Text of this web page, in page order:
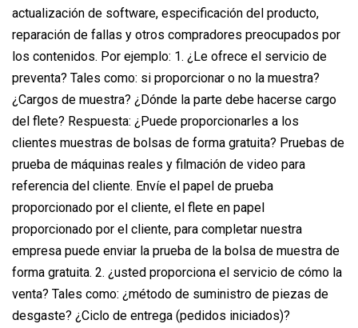
actualización de software, especificación del producto,
reparación de fallas y otros compradores preocupados por
los contenidos. Por ejemplo: 1. ¿Le ofrece el servicio de
preventa? Tales como: si proporcionar o no la muestra?
¿Cargos de muestra? ¿Dónde la parte debe hacerse cargo
del flete? Respuesta: ¿Puede proporcionarles a los
clientes muestras de bolsas de forma gratuita? Pruebas de
prueba de máquinas reales y filmación de video para
referencia del cliente. Envíe el papel de prueba
proporcionado por el cliente, el flete en papel
proporcionado por el cliente, para completar nuestra
empresa puede enviar la prueba de la bolsa de muestra de
forma gratuita. 2. ¿usted proporciona el servicio de cómo la
venta? Tales como: ¿método de suministro de piezas de
desgaste? ¿Ciclo de entrega (pedidos iniciados)?